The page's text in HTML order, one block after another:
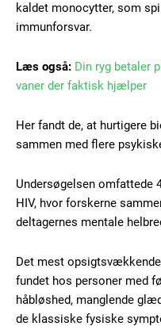
kaldet monocytter, som
immunforsvar.
Læs også: Din ryg betaler
vaner der faktisk hjælper
Her fandt de, at hurtigere
sammen med flere
Undersøgelsen omfattede
HIV, hvor forskerne
deltagernes mentale
Det mest
fundet hos personer med
håbløshed, manglende
de klassiske fysiske